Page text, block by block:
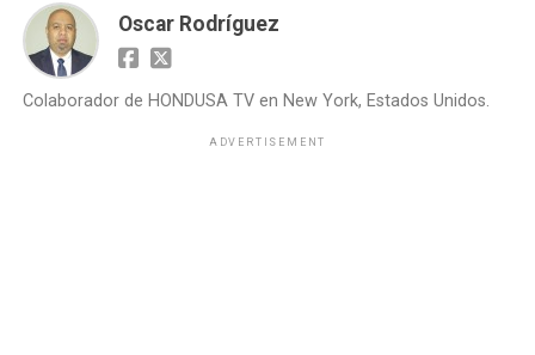
Oscar Rodríguez
Colaborador de HONDUSA TV en New York, Estados Unidos.
ADVERTISEMENT